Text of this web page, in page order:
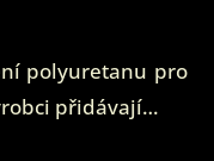
polyuretanu pro
přidávají…